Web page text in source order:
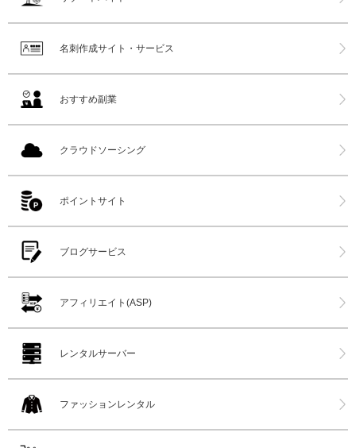
名刺作成サイト・サービス
おすすめ副業
クラウドソーシング
ポイントサイト
ブログサービス
アフィリエイト(ASP)
レンタルサーバー
ファッションレンタル